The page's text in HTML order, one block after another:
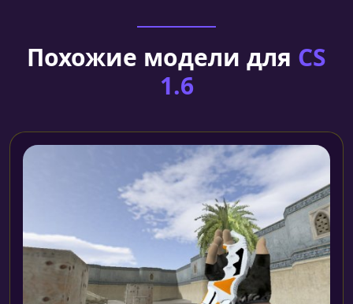
Похожие модели для CS
1.6